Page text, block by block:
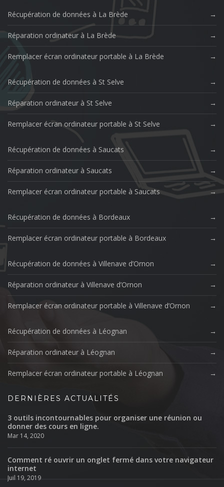
Récupération de données à La Brède
Réparation ordinateur à La Brède
Remplacer écran ordinateur portable à La Brède
Récupération de données à St Selve
Réparation ordinateur à St Selve
Remplacer écran ordinateur portable à St Selve
Récupération de données à Saucats
Réparation ordinateur à Saucats
Remplacer écran ordinateur portable à Saucats
Récupération de données à Bordeaux
Remplacer écran ordinateur portable à Bordeaux
Récupération de données à Villenave d’Ornon
Réparation ordinateur à Villenave d’Ornon
Remplacer écran ordinateur portable à Villenave d’Ornon
Récupération de données à Léognan
Réparation ordinateur à Léognan
Remplacer écran ordinateur portable à Léognan
DERNIÈRES ACTUALITÉS
3 outils incontournables pour organiser une réunion ou
donner des cours en ligne.
Mar 14, 2020
Comment ré ouvrir un onglet fermé dans votre navigateur
internet
Juil 19, 2019